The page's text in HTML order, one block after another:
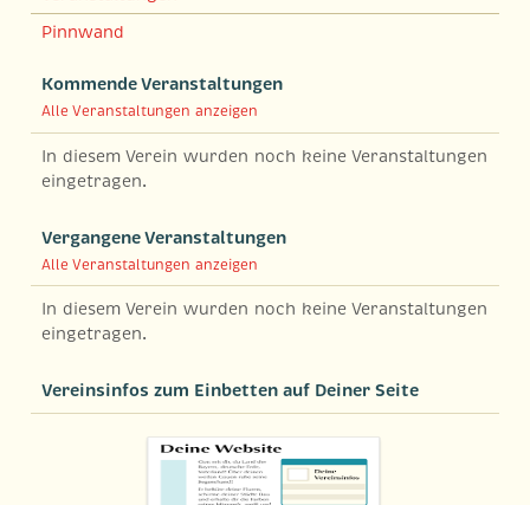
Pinnwand
Kommende Veranstaltungen
Alle Veranstaltungen anzeigen
In diesem Verein wurden noch keine Veranstaltungen
eingetragen.
Vergangene Veranstaltungen
Alle Veranstaltungen anzeigen
In diesem Verein wurden noch keine Veranstaltungen
eingetragen.
Vereinsinfos zum Einbetten auf Deiner Seite